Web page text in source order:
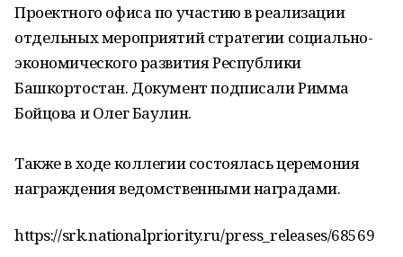
Проектного офиса по участию в реализации
отдельных мероприятий стратегии социально-
экономического развития Республики
Башкортостан. Документ подписали Римма
Бойцова и Олег Баулин.
Также в ходе коллегии состоялась церемония
награждения ведомственными наградами.
https://srk.nationalpriority.ru/press_releases/68569